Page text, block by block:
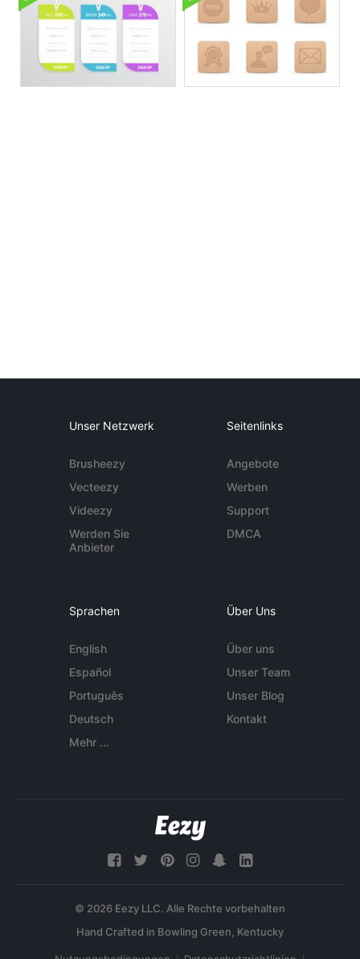
Unser Netzwerk
Brusheezy
Vecteezy
Videezy
Werden Sie
Anbieter
Seitenlinks
Angebote
Werben
Support
DMCA
Sprachen
English
Español
Português
Deutsch
Mehr ...
Über Uns
Über uns
Unser Team
Unser Blog
Kontakt
© 2026 Eezy LLC. Alle Rechte vorbehalten